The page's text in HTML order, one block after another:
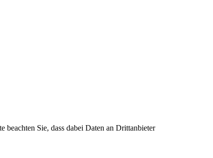
Sie, dass dabei Daten an Drittanbieter